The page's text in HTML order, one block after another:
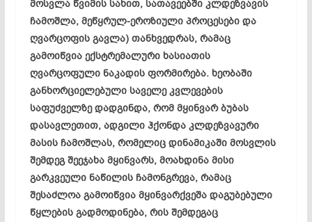
მოსვლა წვიმის სახით, სათავეებში კლდეზვავის
ჩამოშლა, მეწყრულ-ეროზიული პროცესები და
ღვარცოფის გავლა) თანხვედრას, რამაც
გამოიწვია ექსტრემალური ხასიათის
ღვარცოფული ნაკადის ფორმირება. ხეობაში
განხორციელებული საველე კვლევების
საფუძველზე დადგინდა, რომ მყინვარ ბუბას
დასავლეთით, ადგილი ჰქონდა კლდეზვავური
მასის ჩამოშლას, რომელიც დინამიკაში მოსვლის
შემდეგ შეეჯახა მყინვარს, მოახდინა მისი
გარკვეული ნაწილის ჩამონგრევა, რამაც
შესაძლოა გამოიწვია მყინვარქვეშა დაგუბებული
წყლების გადმოდინება, რის შემდეგაც